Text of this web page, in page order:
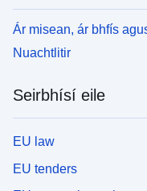
Ár misean, ár bhfís
Nuachtlitir
Seirbhísí eile
EU law
EU tenders